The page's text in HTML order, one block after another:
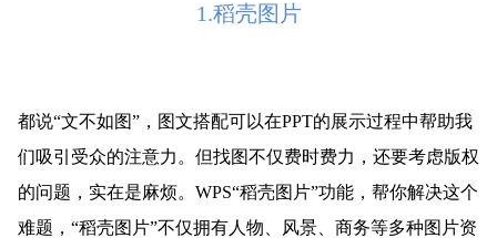
1.稻壳图片
都说“文不如图”，图文搭配可以在PPT的展示过程中帮助我
们吸引受众的注意力。但找图不仅费时费力，还要考虑版权
的问题，实在是麻烦。WPS“稻壳图片”功能，帮你解决这个
难题，“稻壳图片”不仅拥有人物、风景、商务等多种图片资